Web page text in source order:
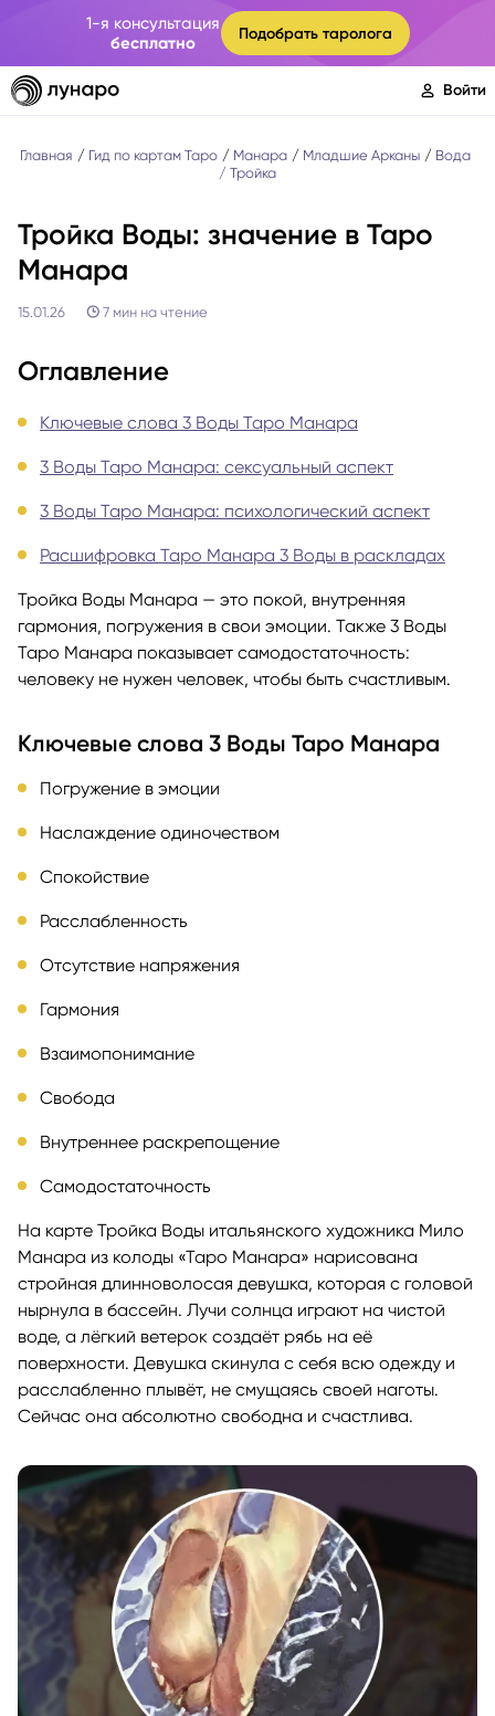
1-я консультация
бесплатно
Подобрать таролога
Войти
Главная Гид по картам Таро Манара Младшие Арканы
Вода
Тройка
Тройка Воды: значение в Таро
Манара
15.01.26 7 мин на чтение
Оглавление
Ключевые слова 3 Воды Таро Манара
3 Воды Таро Манара: сексуальный аспект
3 Воды Таро Манара: психологический аспект
Расшифровка Таро Манара 3 Воды в раскладах
Тройка Воды Манара — это покой, внутренняя
гармония, погружения в свои эмоции. Также 3 Воды
Таро Манара показывает самодостаточность:
человеку не нужен человек, чтобы быть счастливым.
Ключевые слова 3 Воды Таро Манара
Погружение в эмоции
Наслаждение одиночеством
Спокойствие
Расслабленность
Отсутствие напряжения
Гармония
Взаимопонимание
Свобода
Внутреннее раскрепощение
Самодостаточность
На карте Тройка Воды итальянского художника Мило
Манара из колоды «Таро Манара» нарисована
стройная длинноволосая девушка, которая с головой
нырнула в бассейн. Лучи солнца играют на чистой
воде, а лёгкий ветерок создаёт рябь на её
поверхности. Девушка скинула с себя всю одежду и
расслабленно плывёт, не смущаясь своей наготы.
Сейчас она абсолютно свободна и счастлива.